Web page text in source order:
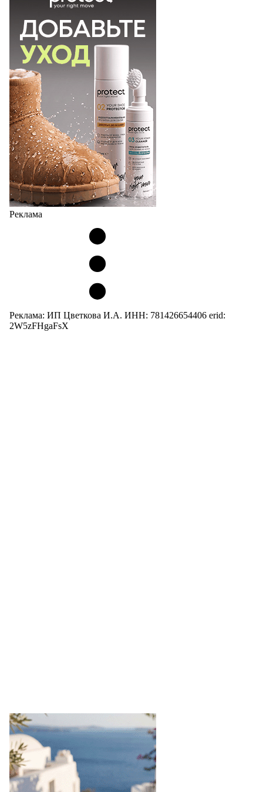
Реклама
Реклама: ИП Цветкова И.А. ИНН: 781426654406 erid:
2W5zFHgaFsX